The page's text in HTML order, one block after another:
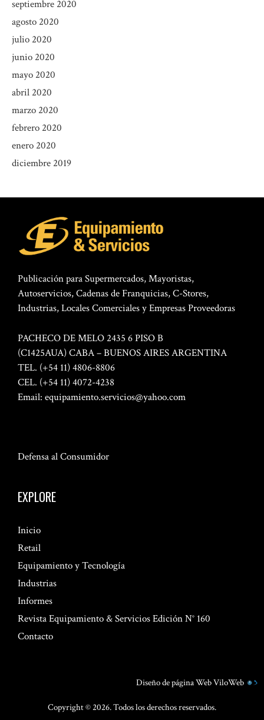
septiembre 2020
agosto 2020
julio 2020
junio 2020
mayo 2020
abril 2020
marzo 2020
febrero 2020
enero 2020
diciembre 2019
Publicación para Supermercados, Mayoristas,
Autoservicios, Cadenas de Franquicias, C-Stores,
Industrias, Locales Comerciales y Empresas Proveedoras
PACHECO DE MELO 2435 6 PISO B
(C1425AUA) CABA – BUENOS AIRES ARGENTINA
TEL. (+54 11) 4806-8806
CEL. (+54 11) 4072-4238
Email: equipamiento.servicios@yahoo.com
Defensa al Consumidor
EXPLORE
Inicio
Retail
Equipamiento y Tecnología
Industrias
Informes
Revista Equipamiento & Servicios Edición N° 160
Contacto
Diseño de página WebViloWeb
Copyright © 2026. Todos los derechos reservados.